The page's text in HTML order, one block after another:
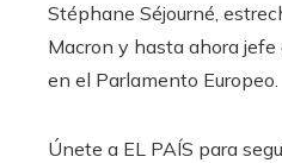
Stéphane Séjourné,
Macron y hasta ahora
en el Parlamento Europeo.
Únete a EL PAÍS para